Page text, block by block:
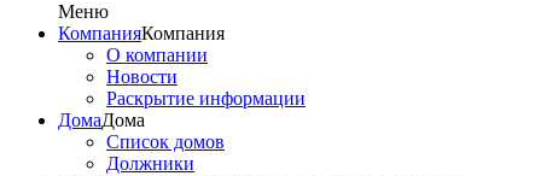
Меню
КомпанияКомпания
О компании
Новости
Раскрытие информации
ДомаДома
Список домов
Должники